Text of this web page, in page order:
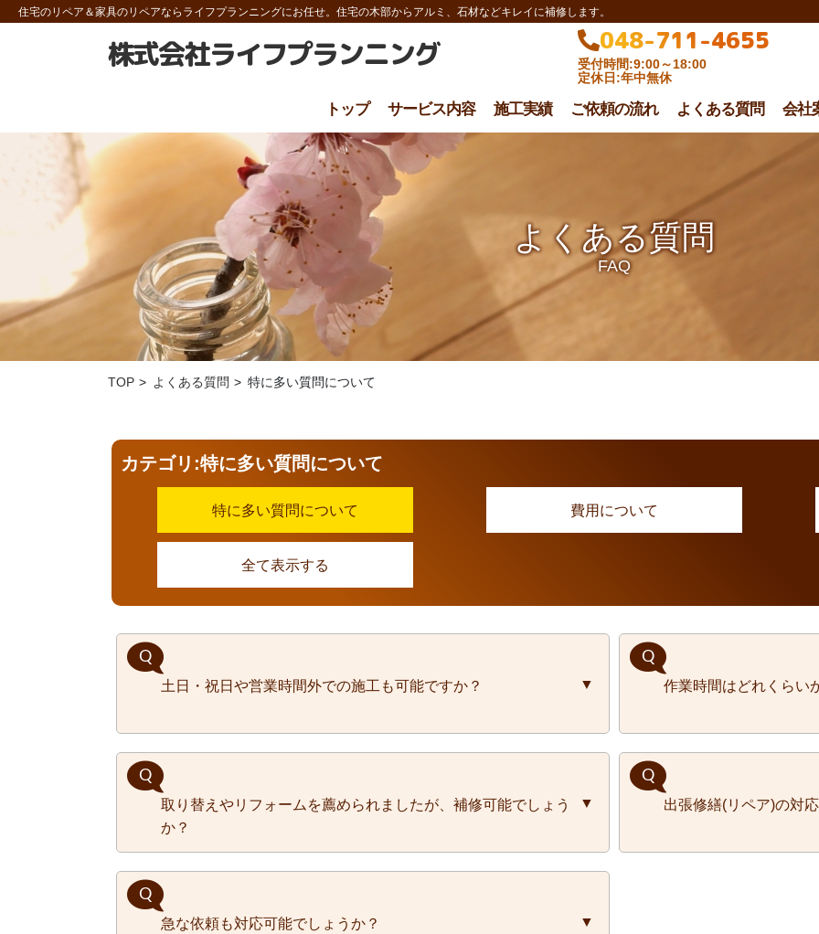
住宅のリペア＆家具のリペアならライフプランニングにお任せ。住宅の木部からアルミ、石材などキレイに補修します。
株式会社ライフプランニング 048-711-4655
受付時間:9:00～18:00
定休日:年中無休
トップ サービス内容 施工実績 ご依頼の流れ よくある質問 会社
よくある質問
FAQ
TOP よくある質問 特に多い質問について
カテゴリ:特に多い質問について
特に多い質問について 費用について
全て表示する
土日・祝日や営業時間外での施工も可能ですか？
時間外の施工についても事前にご相談いただければ対応させて
できます。まずはお問合せください。
作業時間はどれくらい
に、おおよその作業
取り替えやリフォームを薦められましたが、補修可能でしょう
か？
問い合わせください。
出張修繕(リペア)の対
急な依頼も対応可能でしょうか？